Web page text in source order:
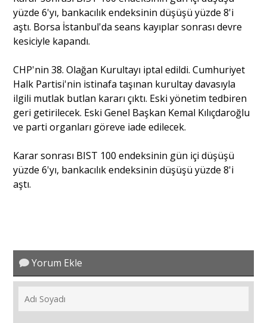
Söyleşi
Yazı Dizisi
Portre
yüzde 6'yı, bankacılık endeksinin düşüşü yüzde 8'i
aştı. Borsa İstanbul'da seans kayıplar sonrası devre
kesiciyle kapandı.
CHP'nin 38. Olağan Kurultayı iptal edildi. Cumhuriyet
Halk Partisi'nin istinafa taşınan kurultay davasıyla
ilgili mutlak butlan kararı çıktı. Eski yönetim tedbiren
geri getirilecek. Eski Genel Başkan Kemal Kılıçdaroğlu
ve parti organları göreve iade edilecek.
Karar sonrası BIST 100 endeksinin gün içi düşüşü
yüzde 6'yı, bankacılık endeksinin düşüşü yüzde 8'i
aştı.
Yorum Ekle